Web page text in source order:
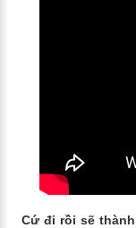
Cứ đi rồi sẽ